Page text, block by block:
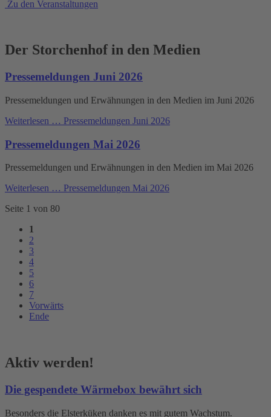
Zu den Veranstaltungen
Der Storchenhof in den Medien
Pressemeldungen Juni 2026
Pressemeldungen und Erwähnungen in den Medien im Juni 2026
Weiterlesen … Pressemeldungen Juni 2026
Pressemeldungen Mai 2026
Pressemeldungen und Erwähnungen in den Medien im Mai 2026
Weiterlesen … Pressemeldungen Mai 2026
Seite 1 von 80
1
2
3
4
5
6
7
Vorwärts
Ende
Aktiv werden!
Die gespendete Wärmebox bewährt sich
Besonders die Elsterküken danken es mit gutem Wachstum.